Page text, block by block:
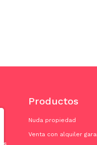
Productos
Nuda propiedad
Venta con alquiler